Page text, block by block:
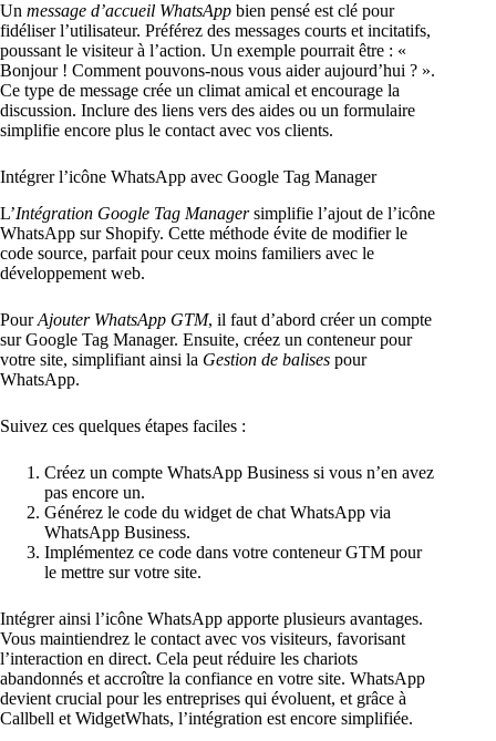
Un message d’accueil WhatsApp bien pensé est clé pour
fidéliser l’utilisateur. Préférez des messages courts et incitatifs,
poussant le visiteur à l’action. Un exemple pourrait être : «
Bonjour ! Comment pouvons-nous vous aider aujourd’hui ? ».
Ce type de message crée un climat amical et encourage la
discussion. Inclure des liens vers des aides ou un formulaire
simplifie encore plus le contact avec vos clients.
Intégrer l’icône WhatsApp avec Google Tag Manager
L’Intégration Google Tag Managersimplifie l’ajout de l’icône
WhatsApp sur Shopify. Cette méthode évite de modifier le
code source, parfait pour ceux moins familiers avec le
développement web.
PourAjouter WhatsApp GTM, il faut d’abord créer un compte
sur Google Tag Manager. Ensuite, créez un conteneur pour
votre site, simplifiant ainsi la Gestion de balises pour
WhatsApp.
Suivez ces quelques étapes faciles :
Créez un compte WhatsApp Business si vous n’en avez
pas encore un.
Générez le code du widget de chat WhatsApp via
WhatsApp Business.
Implémentez ce code dans votre conteneur GTM pour
le mettre sur votre site.
Intégrer ainsi l’icône WhatsApp apporte plusieurs avantages.
Vous maintiendrez le contact avec vos visiteurs, favorisant
l’interaction en direct. Cela peut réduire les chariots
abandonnés et accroître la confiance en votre site. WhatsApp
devient crucial pour les entreprises qui évoluent, et grâce à
Callbell et WidgetWhats, l’intégration est encore simplifiée.